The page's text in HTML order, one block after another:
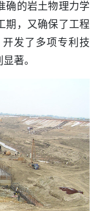
水运
确的岩土物理力学
期，又确保了工程
发了多项专利技
著。